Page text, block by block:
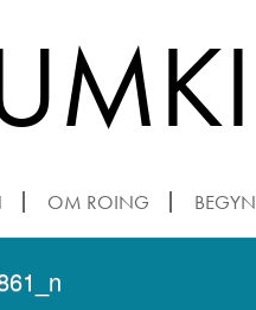
OM ROING